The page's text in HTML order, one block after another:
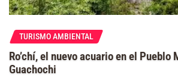
TURISMO AMBIENTAL
Ro’chí, el nuevo acuario en el Pueblo
Guachochi